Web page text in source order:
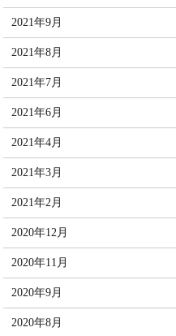
2021年9月
2021年8月
2021年7月
2021年6月
2021年4月
2021年3月
2021年2月
2020年12月
2020年11月
2020年9月
2020年8月